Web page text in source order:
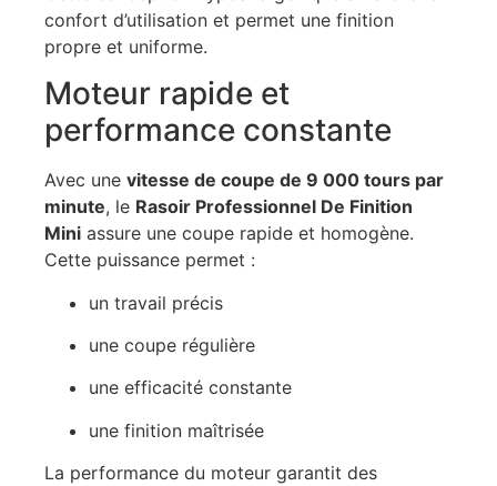
confort d’utilisation et permet une finition
propre et uniforme.
Moteur rapide et
performance constante
Avec une vitesse de coupe de 9 000 tours par
minute, le Rasoir Professionnel De Finition
Mini assure une coupe rapide et homogène.
Cette puissance permet :
un travail précis
une coupe régulière
une efficacité constante
une finition maîtrisée
La performance du moteur garantit des